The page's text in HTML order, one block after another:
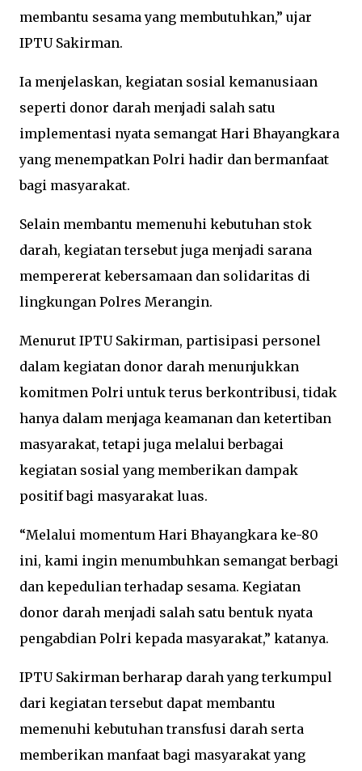
membantu sesama yang membutuhkan,” ujar
IPTU Sakirman.
Ia menjelaskan, kegiatan sosial kemanusiaan
seperti donor darah menjadi salah satu
implementasi nyata semangat Hari Bhayangkara
yang menempatkan Polri hadir dan bermanfaat
bagi masyarakat.
Selain membantu memenuhi kebutuhan stok
darah, kegiatan tersebut juga menjadi sarana
mempererat kebersamaan dan solidaritas di
lingkungan Polres Merangin.
Menurut IPTU Sakirman, partisipasi personel
dalam kegiatan donor darah menunjukkan
komitmen Polri untuk terus berkontribusi, tidak
hanya dalam menjaga keamanan dan ketertiban
masyarakat, tetapi juga melalui berbagai
kegiatan sosial yang memberikan dampak
positif bagi masyarakat luas.
“Melalui momentum Hari Bhayangkara ke-80
ini, kami ingin menumbuhkan semangat berbagi
dan kepedulian terhadap sesama. Kegiatan
donor darah menjadi salah satu bentuk nyata
pengabdian Polri kepada masyarakat,” katanya.
IPTU Sakirman berharap darah yang terkumpul
dari kegiatan tersebut dapat membantu
memenuhi kebutuhan transfusi darah serta
memberikan manfaat bagi masyarakat yang